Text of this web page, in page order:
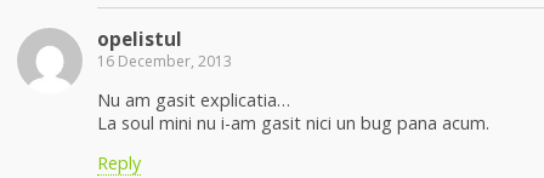
opelistul
16 December, 2013
Nu am gasit explicatia…
La soul mini nu i-am gasit nici un bug pana acum.
Reply